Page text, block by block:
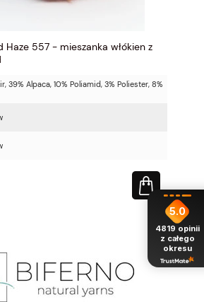
Haze 557 - mieszanka włókien z
39% Alpaca, 10% Poliamid, 3% Poliester, 8%
5.0
4819 opinii
z całego
okresu